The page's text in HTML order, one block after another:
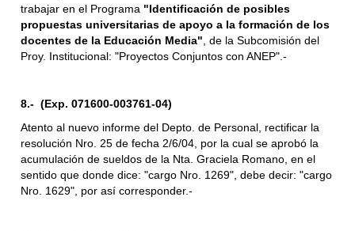
trabajar en el Programa "Identificación de posibles
propuestas universitarias de apoyo a la formación de los
docentes de la Educación Media" , de la Subcomisión del
Proy. Institucional: "Proyectos Conjuntos con ANEP".-
8.- (Exp. 071600-003761-04)
Atento al nuevo informe del Depto. de Personal, rectificar la
resolución Nro. 25 de fecha 2/6/04, por la cual se aprobó la
acumulación de sueldos de la Nta. Graciela Romano, en el
sentido que donde dice: "cargo Nro. 1269", debe decir: "cargo
Nro. 1629", por así corresponder.-